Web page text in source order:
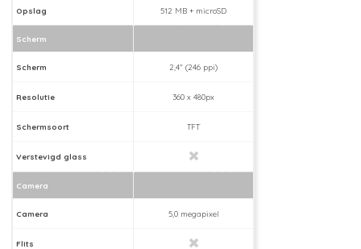
Opslag 512 MB + microSD
Scherm
Scherm 2,4" (246 ppi)
Resolutie 360 x 480px
Schermsoort TFT
Verstevigd glass
Camera
Camera 5,0 megapixel
Flits